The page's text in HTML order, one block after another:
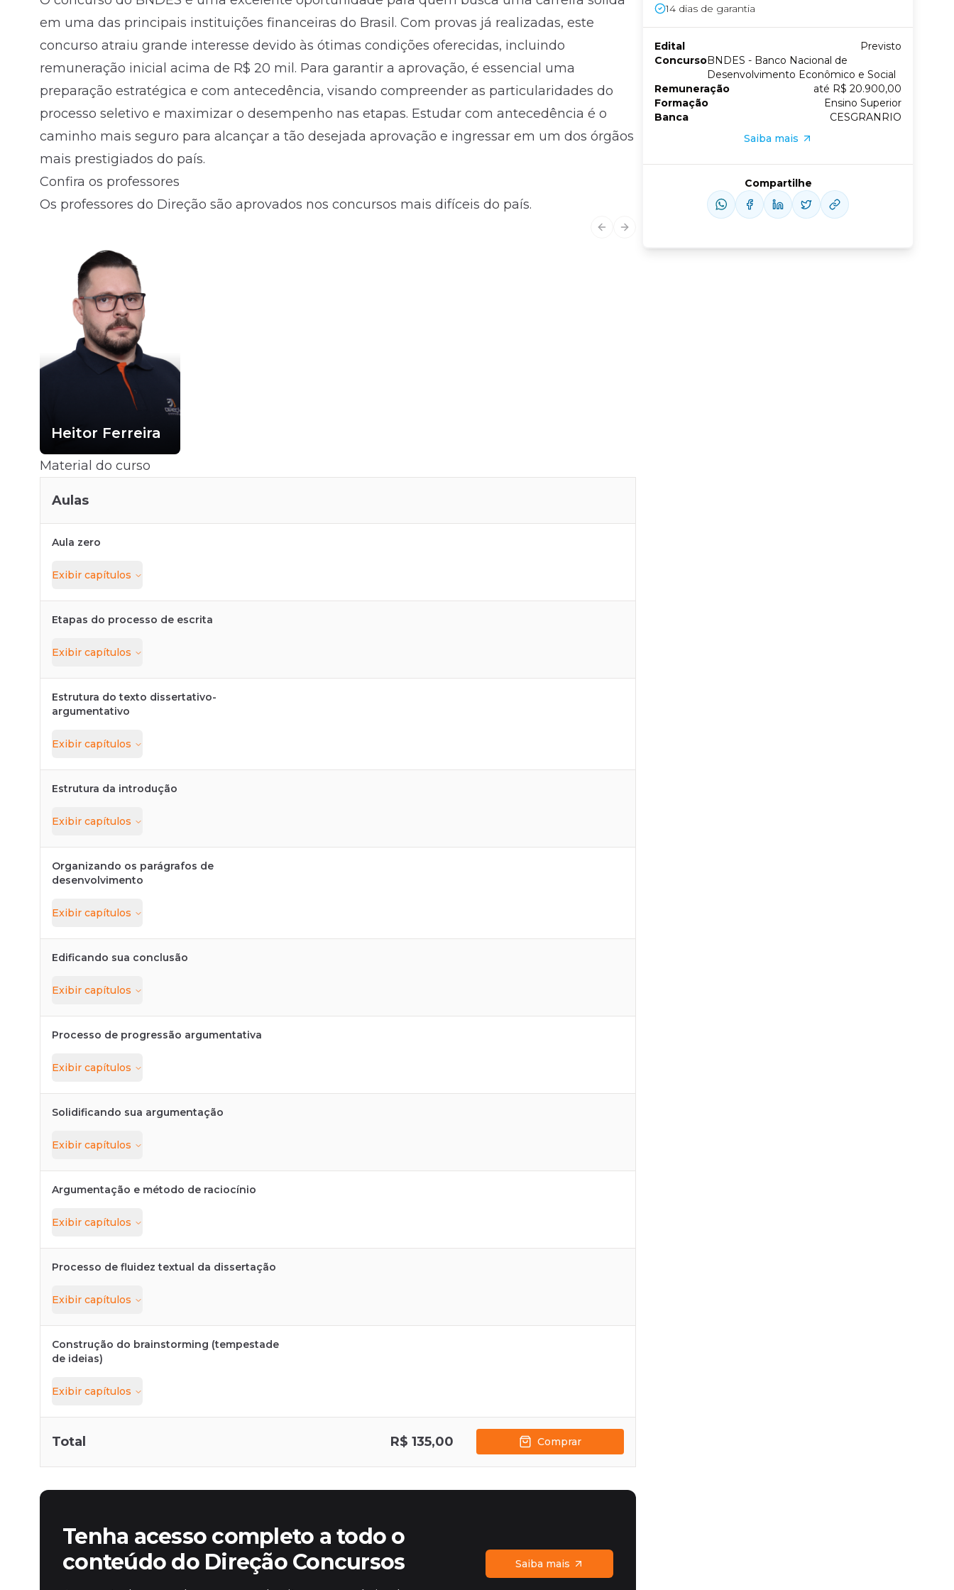
em uma das principais instituições financeiras do Brasil. Com provas já realizadas, este
concurso atraiu grande interesse devido às ótimas condições oferecidas, incluindo
remuneração inicial acima de R$ 20 mil. Para garantir a aprovação, é essencial uma
preparação estratégica e com antecedência, visando compreender as particularidades do
processo seletivo e maximizar o desempenho nas etapas. Estudar com antecedência é o
caminho mais seguro para alcançar a tão desejada aprovação e ingressar em um dos órgãos
mais prestigiados do país.
Confira os professores
Os professores do Direção são aprovados nos concursos mais difíceis do país.
Previous slide
Next slide
Heitor Ferreira
Material do curso
Aulas
Aula zero
Exibir capítulos
Etapas do processo de escrita
Exibir capítulos
Estrutura do texto dissertativo-
argumentativo
Exibir capítulos
Estrutura da introdução
Exibir capítulos
Organizando os parágrafos de
desenvolvimento
Exibir capítulos
Edificando sua conclusão
Exibir capítulos
Processo de progressão argumentativa
Exibir capítulos
Solidificando sua argumentação
Exibir capítulos
Argumentação e método de raciocínio
Exibir capítulos
Processo de fluidez textual da dissertação
Exibir capítulos
Construção do brainstorming (tempestade
de ideias)
Exibir capítulos
Total R$ 135,00 Comprar
Tenha acesso completo a todo o
conteúdo do Direção Concursos
Saiba mais
14 dias de garantia
Edital
Previsto
ConcursoBNDES - Banco Nacional de
Desenvolvimento Econômico e Social
Remuneração
até R$ 20.900,00
Formação
Ensino Superior
Banca
CESGRANRIO
Saiba mais
Compartilhe